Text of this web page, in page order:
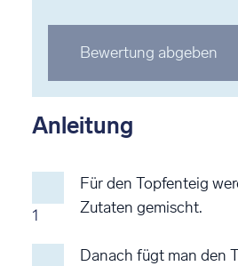
Stern
bewerten
Stern
bewerten
Stern
bewerten
Stern
Bewertung abgeben
Anleitung
1
Für den Topfenteig
Zutaten gemischt.
Danach fügt man den